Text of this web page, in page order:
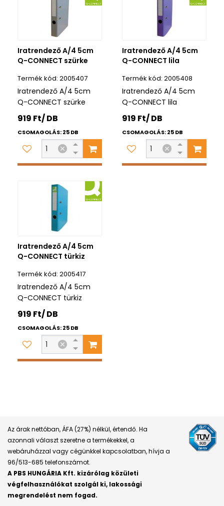
Iratrendező A/4 5cm
Q-CONNECT szürke
2005407
Iratrendező A/4 5cm
Q-CONNECT szürke
919 Ft/ DB
CSOMAGOLÁS: 25 DB
Iratrendező A/4 5cm
Q-CONNECT lila
2005408
Iratrendező A/4 5cm
Q-CONNECT lila
919 Ft/ DB
CSOMAGOLÁS: 25 DB
Iratrendező A/4 5cm
Q-CONNECT türkiz
2005417
Iratrendező A/4 5cm
Q-CONNECT türkiz
919 Ft/ DB
CSOMAGOLÁS: 25 DB
Az árak nettóban, ÁFA (27%) nélkül, értendő. Ha
azonnali választ szeretne a termékekkel, a
webáruházzal vagy cégünkkel kapcsolatban, hívja a
96/513-685 telefonszámot.
A PBS HUNGÁRIA Kft. kizárólag közületi
végfelhasználókat szolgál ki, lakossági
megrendelést nem fogad.